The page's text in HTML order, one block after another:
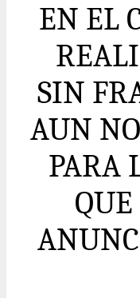
EN EL
SIN
AUN
PARA